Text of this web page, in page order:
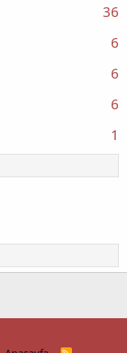
36
6
6
6
1